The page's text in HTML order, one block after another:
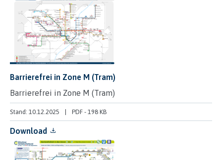
Barrierefrei in Zone M (Tram)
Barrierefrei in Zone M (Tram)
Stand: 10.12.2025 PDF - 198 KB
Download